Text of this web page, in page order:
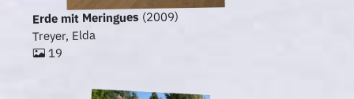
Erde mit Meringues (2009)
Treyer, Elda
19